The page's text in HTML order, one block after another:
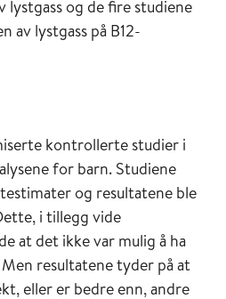
lystgass og de fire studiene
av lystgass på B12-
kontrollerte studier i
for barn. Studiene
og resultatene ble
i tillegg vide
at det ikke var mulig å ha
resultatene tyder på at
eller er bedre enn, andre